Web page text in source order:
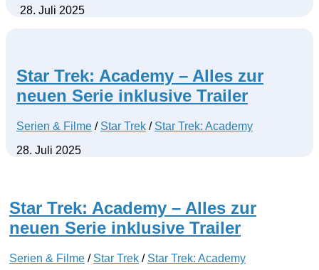
28. Juli 2025
Star Trek: Academy – Alles zur
neuen Serie inklusive Trailer
Serien & Filme / Star Trek / Star Trek: Academy
28. Juli 2025
Star Trek: Academy – Alles zur
neuen Serie inklusive Trailer
Serien & Filme / Star Trek / Star Trek: Academy